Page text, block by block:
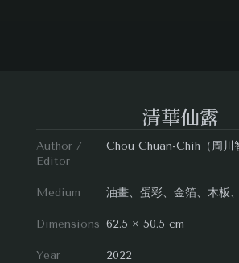
清華仙露
Author /
Editor
Chou Chuan-Chih（周川
Medium 油畫、蛋彩、金箔、木板
Dimensions 62.5 × 50.5 cm
Year 2022